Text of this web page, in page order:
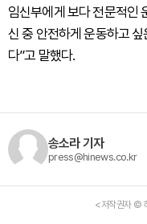
임신부에게 보다 전문적인
신 중 안전하게 운동하고
다”고 말했다.
송소라 기자
press@hinews.co.kr
<저작권자 ©